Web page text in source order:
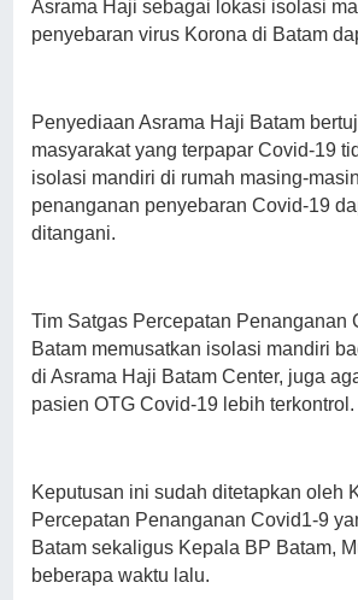
Asrama Haji sebagai lokasi isolasi
penyebaran virus Korona di Batam
Penyediaan Asrama Haji Batam
masyarakat yang terpapar Covid-19
isolasi mandiri di rumah masing-
penanganan penyebaran Covid-19
ditangani.
Tim Satgas Percepatan Penanganan
Batam memusatkan isolasi mandiri
di Asrama Haji Batam Center, juga
pasien OTG Covid-19 lebih terkontrol.
Keputusan ini sudah ditetapkan oleh
Percepatan Penanganan Covid1-9
Batam sekaligus Kepala BP Batam,
beberapa waktu lalu.